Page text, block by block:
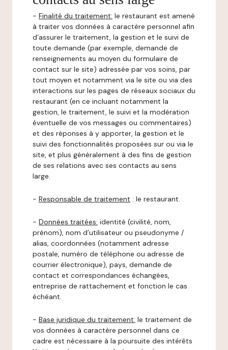
- Finalité du traitement: le restaurant est amené
à traiter vos données à caractère personnel afin
d’assurer le traitement, la gestion et le suivi de
toute demande (par exemple, demande de
renseignements au moyen du formulaire de
contact sur le site) adressée par vos soins, par
tout moyen et notamment via le site ou via des
interactions sur les pages de réseaux sociaux du
restaurant (en ce incluant notamment la
gestion, le traitement, le suivi et la modération
éventuelle de vos messages ou commentaires)
et des réponses à y apporter, la gestion et le
suivi des fonctionnalités proposées sur ou via le
site, et plus généralement à des fins de gestion
de ses relations avec ses contacts au sens
large.
- Responsable de traitement : le restaurant.
- Données traitées: identité (civilité, nom,
prénom), nom d’utilisateur ou pseudonyme /
alias, coordonnées (notamment adresse
postale, numéro de téléphone ou adresse de
courrier électronique), pays, demande de
contact et correspondances échangées,
entreprise de rattachement et fonction le cas
échéant.
- Base juridique du traitement: le traitement de
vos données à caractère personnel dans ce
cadre est nécessaire à la poursuite des intérêts